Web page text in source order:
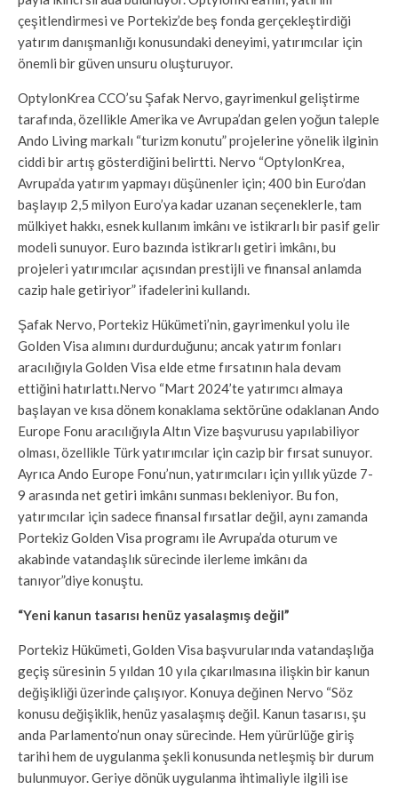
çeşitlendirmesi ve Portekiz’de beş fonda gerçekleştirdiği
yatırım danışmanlığı konusundaki deneyimi, yatırımcılar için
önemli bir güven unsuru oluşturuyor.
OptylonKrea CCO’su Şafak Nervo, gayrimenkul geliştirme
tarafında, özellikle Amerika ve Avrupa’dan gelen yoğun taleple
Ando Living markalı “turizm konutu” projelerine yönelik ilginin
ciddi bir artış gösterdiğini belirtti. Nervo “OptylonKrea,
Avrupa’da yatırım yapmayı düşünenler için; 400 bin Euro’dan
başlayıp 2,5 milyon Euro’ya kadar uzanan seçeneklerle, tam
mülkiyet hakkı, esnek kullanım imkânı ve istikrarlı bir pasif gelir
modeli sunuyor. Euro bazında istikrarlı getiri imkânı, bu
projeleri yatırımcılar açısından prestijli ve finansal anlamda
cazip hale getiriyor” ifadelerini kullandı.
Şafak Nervo, Portekiz Hükümeti’nin, gayrimenkul yolu ile
Golden Visa alımını durdurduğunu; ancak yatırım fonları
aracılığıyla Golden Visa elde etme fırsatının hala devam
ettiğini hatırlattı.Nervo “Mart 2024’te yatırımcı almaya
başlayan ve kısa dönem konaklama sektörüne odaklanan Ando
Europe Fonu aracılığıyla Altın Vize başvurusu yapılabiliyor
olması, özellikle Türk yatırımcılar için cazip bir fırsat sunuyor.
Ayrıca Ando Europe Fonu’nun, yatırımcıları için yıllık yüzde 7-
9 arasında net getiri imkânı sunması bekleniyor. Bu fon,
yatırımcılar için sadece finansal fırsatlar değil, aynı zamanda
Portekiz Golden Visa programı ile Avrupa’da oturum ve
akabinde vatandaşlık sürecinde ilerleme imkânı da
tanıyor”diye konuştu.
“Yeni kanun tasarısı henüz yasalaşmış değil”
Portekiz Hükümeti, Golden Visa başvurularında vatandaşlığa
geçiş süresinin 5 yıldan 10 yıla çıkarılmasına ilişkin bir kanun
değişikliği üzerinde çalışıyor. Konuya değinen Nervo “Söz
konusu değişiklik, henüz yasalaşmış değil. Kanun tasarısı, şu
anda Parlamento’nun onay sürecinde. Hem yürürlüğe giriş
tarihi hem de uygulanma şekli konusunda netleşmiş bir durum
bulunmuyor. Geriye dönük uygulanma ihtimaliyle ilgili ise